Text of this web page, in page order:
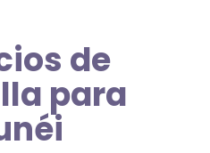
de
para